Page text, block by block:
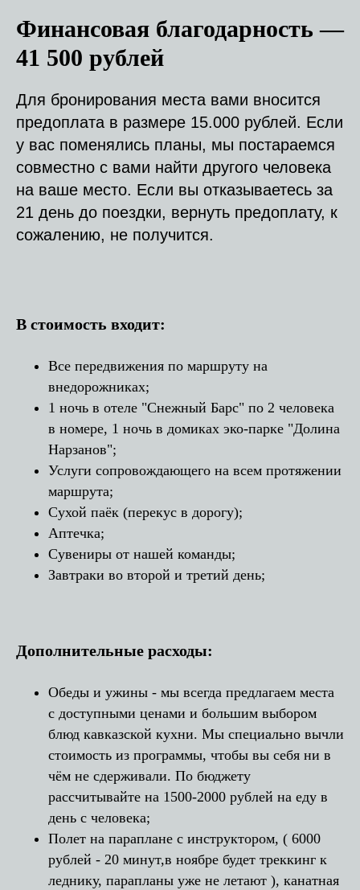
Финансовая благодарность —
41 500 рублей
Для бронирования места вами вносится
предоплата в размере 15.000 рублей. Если
у вас поменялись планы, мы постараемся
совместно с вами найти другого человека
на ваше место. Если вы отказываетесь за
21 день до поездки, вернуть предоплату, к
сожалению, не получится.
В стоимость входит:
Все передвижения по маршруту на
внедорожниках;
1 ночь в отеле "Снежный Барс" по 2 человека
в номере, 1 ночь в домиках эко-парке "Долина
Нарзанов";
Услуги сопровождающего на всем протяжении
маршрута;
Сухой паёк (перекус в дорогу);
Аптечка;
Сувениры от нашей команды;
Завтраки во второй и третий день;
Дополнительные расходы:
Обеды и ужины - мы всегда предлагаем места
с доступными ценами и большим выбором
блюд кавказской кухни. Мы специально вычли
стоимость из программы, чтобы вы себя ни в
чём не сдерживали. По бюджету
рассчитывайте на 1500-2000 рублей на еду в
день с человека;
Полет на параплане с инструктором, ( 6000
рублей - 20 минут,в ноябре будет треккинг к
леднику, парапланы уже не летают ), канатная